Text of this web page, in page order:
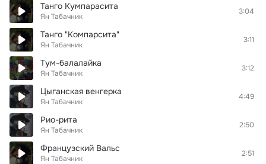
Танго Кумпарасита
Ян Табачник
3:04
Танго "Компарсита"
Ян Табачник
3:11
Тум-балалайка
Ян Табачник
3:12
Цыганская венгерка
Ян Табачник
4:49
Рио-рита
Ян Табачник
2:50
Французский Вальс
Ян Табачник
2:51